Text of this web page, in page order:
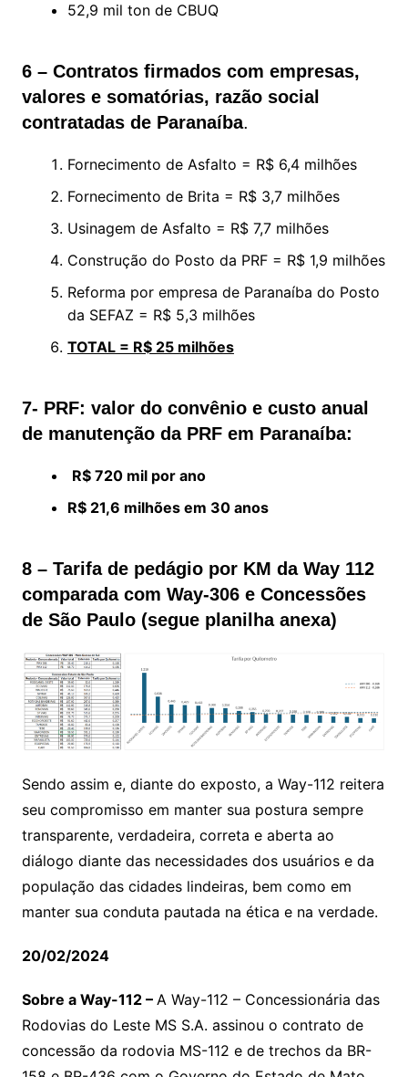
52,9 mil ton de CBUQ
6 – Contratos firmados com empresas,
valores e somatórias, razão social
contratadas de Paranaíba.
Fornecimento de Asfalto = R$ 6,4 milhões
Fornecimento de Brita = R$ 3,7 milhões
Usinagem de Asfalto = R$ 7,7 milhões
Construção do Posto da PRF = R$ 1,9 milhões
Reforma por empresa de Paranaíba do Posto
da SEFAZ = R$ 5,3 milhões
TOTAL = R$ 25 milhões
7- PRF: valor do convênio e custo anual
de manutenção da PRF em Paranaíba:
R$ 720 mil por ano
R$ 21,6 milhões em 30 anos
8 – Tarifa de pedágio por KM da Way 112
comparada com Way-306 e Concessões
de São Paulo (segue planilha anexa)
Sendo assim e, diante do exposto, a Way-112 reitera
seu compromisso em manter sua postura sempre
transparente, verdadeira, correta e aberta ao
diálogo diante das necessidades dos usuários e da
população das cidades lindeiras, bem como em
manter sua conduta pautada na ética e na verdade.
20/02/2024
Sobre a Way-112 – A Way-112 – Concessionária das
Rodovias do Leste MS S.A. assinou o contrato de
concessão da rodovia MS-112 e de trechos da BR-